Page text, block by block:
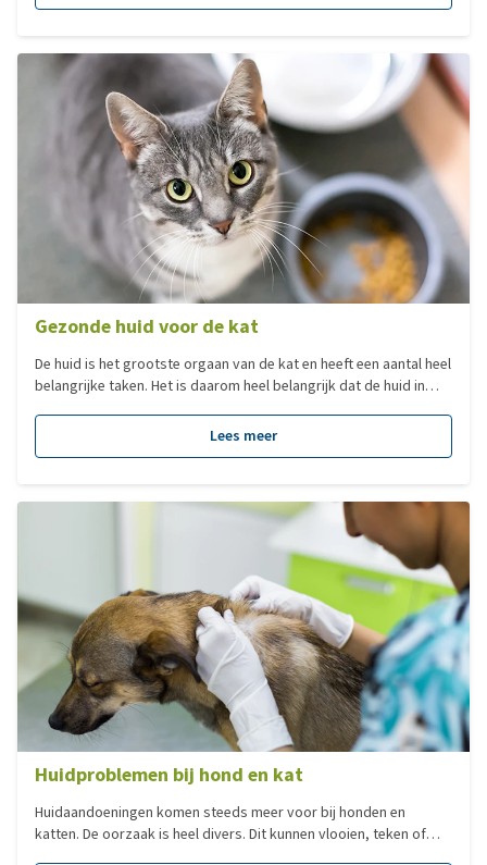
Gezonde huid voor de kat
De huid is het grootste orgaan van de kat en heeft een aantal heel
belangrijke taken. Het is daarom heel belangrijk dat de huid in
gezonde huid te behouden?Lees meer
Huidproblemen bij hond en kat
Huidaandoeningen komen steeds meer voor bij honden en
katten. De oorzaak is heel divers. Dit kunnen vlooien, teken of